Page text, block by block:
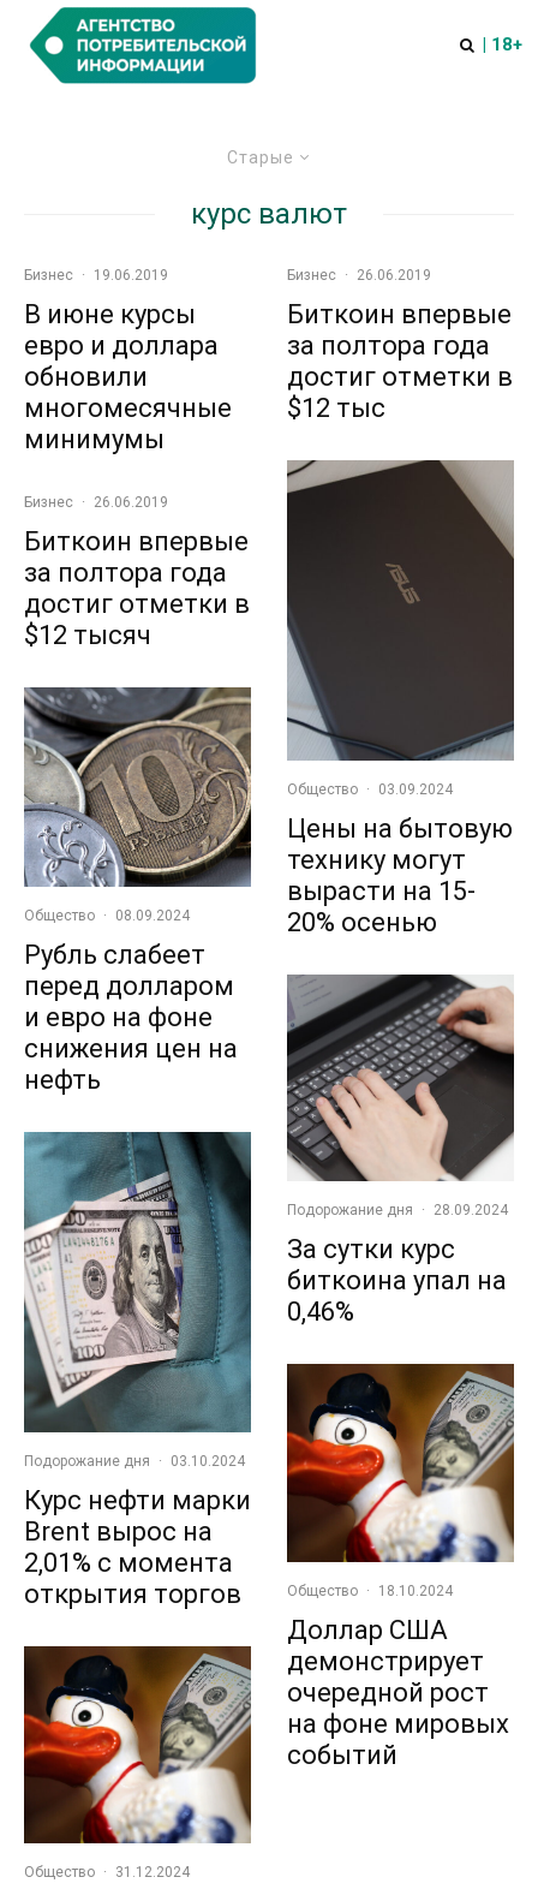
| 18+
Старые
курс валют
Бизнес · 19.06.2019
В июне курсы
евро и доллара
обновили
многомесячные
минимумы
Бизнес · 26.06.2019
Биткоин впервые
за полтора года
достиг отметки в
$12 тысяч
Общество · 08.09.2024
Рубль слабеет
перед долларом
и евро на фоне
снижения цен на
нефть
Подорожание дня · 03.10.2024
Курс нефти марки
Brent вырос на
2,01% с момента
открытия торгов
Общество · 31.12.2024
Бизнес · 26.06.2019
Биткоин впервые
за полтора года
достиг отметки в
$12 тыс
Общество · 03.09.2024
Цены на бытовую
технику могут
вырасти на 15-
20% осенью
Подорожание дня · 28.09.2024
За сутки курс
биткоина упал на
0,46%
Общество · 18.10.2024
Доллар США
демонстрирует
очередной рост
на фоне мировых
событий